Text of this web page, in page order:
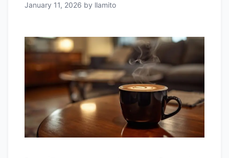
January 11, 2026 by llamito